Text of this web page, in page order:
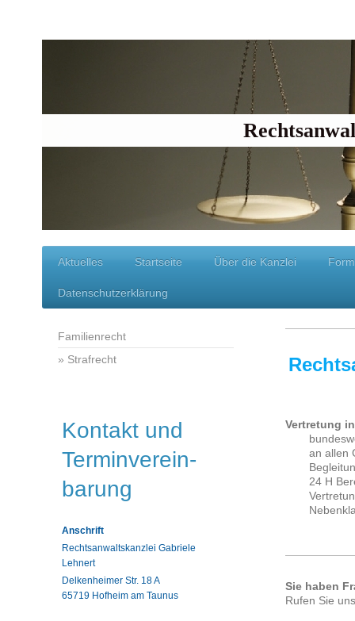
Aktuelles Startseite Über die Kanzlei
Datenschutzerklärung
Vertretung
an allen
24 H
Sie haben
Rufen Sie
Familienrecht
Strafrecht
Kontakt und
Terminverein-
barung
Anschrift
Rechtsanwaltskanzlei Gabriele
Lehnert
Delkenheimer Str. 18 A
65719 Hofheim am Taunus